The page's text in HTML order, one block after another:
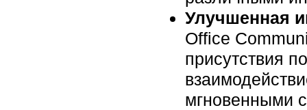
Улучшенная
Office
присутствия
мгновенными